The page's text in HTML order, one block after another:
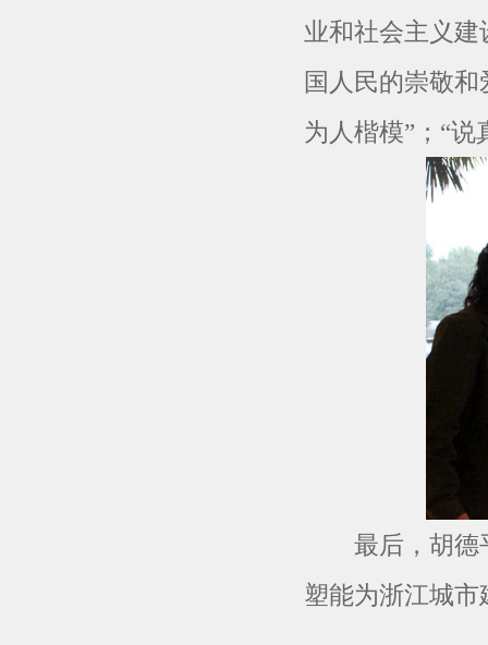
业和社会主义
国人民的崇敬
为人楷模”；“
最后，胡德平
塑能为浙江城